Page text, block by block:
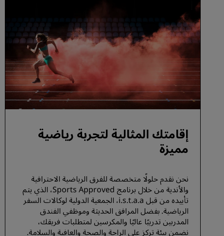
إقامتك المثالية لتجربة رياضية
مميزة
نحن نقدم حلولًا متخصصة للفرق الرياضية الاحترافية
والأندية من خلال برنامج Sports Approved، الذي يتم
تأييده من قبل i.s.t.a.a، الجمعية الدولية لوكالات السفر
الرياضية. بفضل المرافق الحديثة وموظفي الفندق
المدربين تدريبًا عاليًا والمكرسين لمتطلبات فريقك،
نضمن بيئة تركز على الراحة والصحة والعافية والسلامة.